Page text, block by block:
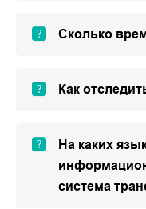
Сколько
Как
На каких
система